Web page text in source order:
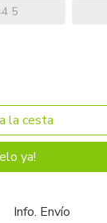
5
ya!
Info. Envío